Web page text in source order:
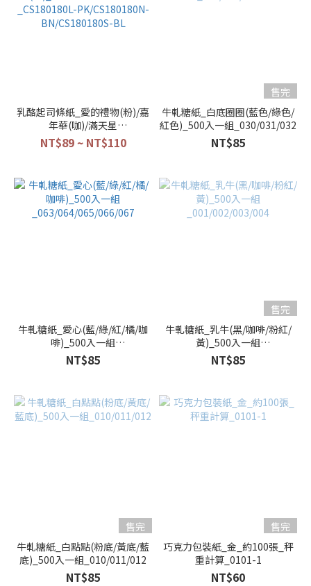
乳酪起司條紙_愛的禮物(粉)/嘉
年華(咖)/滿天星
(藍)_17.8x18cm約100入
_CS180180L-PK/CS180180N-
NT$89 ~ NT$110
售完
牛軋糖紙_白底圈圈(藍色/綠色/
紅色)_500入一組_030/031/032
NT$85
牛軋糖紙_愛心(藍/綠/紅/橘/咖
啡)_500入一組
_063/064/065/066/067
NT$85
售完
牛軋糖紙_乳牛(黑/咖啡/粉紅/
黃)_500入一組
_001/002/003/004
NT$85
售完
牛軋糖紙_白點點(粉底/黃底/藍
底)_500入一組_010/011/012
NT$85
售完
巧克力包裝紙_金_約100張_秤
重計算_0101-1
NT$60